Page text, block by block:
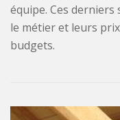
équipe. Ces
le métier et leurs
budgets.